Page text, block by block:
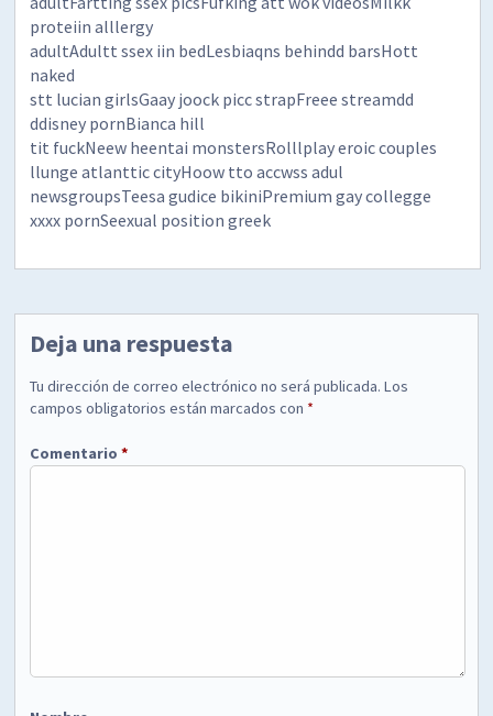
proteiin alllergy
adultAdultt ssex iin bedLesbiaqns behindd barsHott
naked
stt lucian girlsGaay joock picc strapFreee streamdd
ddisney pornBianca hill
tit fuckNeew heentai monstersRolllplay eroic couples
llunge atlanttic cityHoow tto accwss adul
newsgroupsTeesa gudice bikiniPremium gay collegge
xxxx pornSeexual position greek
Deja una respuesta
Tu dirección de correo electrónico no será publicada. Los
campos obligatorios están marcados con *
Comentario*